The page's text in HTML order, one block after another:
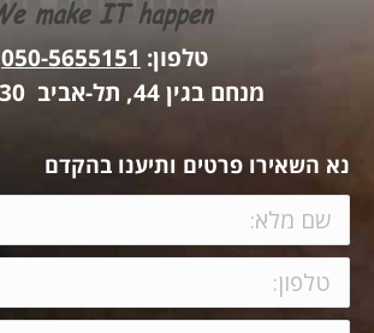
טלפון: 050-5655151
מנחם בגין 44, תל-אביב 661830
נא השאירו פרטים ותיענו בהקדם